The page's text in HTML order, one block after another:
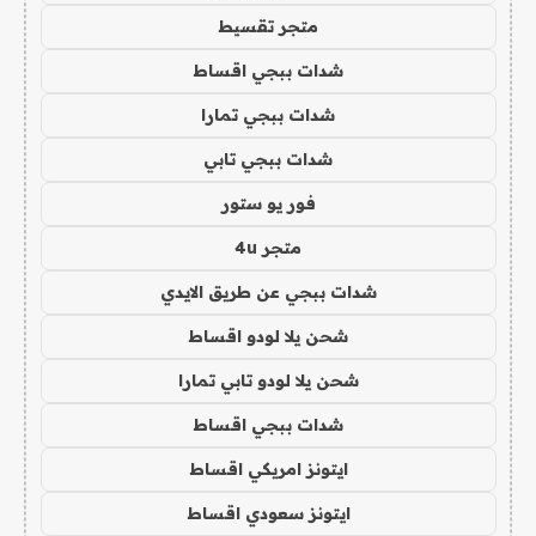
متجر تقسيط
شدات ببجي اقساط
شدات ببجي تمارا
شدات ببجي تابي
فور يو ستور
متجر 4u
شدات ببجي عن طريق الايدي
شحن يلا لودو اقساط
شحن يلا لودو تابي تمارا
شدات ببجي اقساط
ايتونز امريكي اقساط
ايتونز سعودي اقساط